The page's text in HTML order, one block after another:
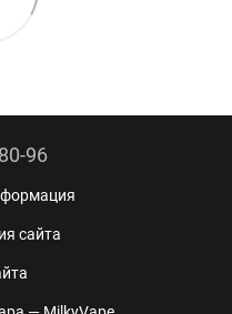
96
сайта